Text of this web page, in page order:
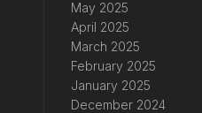
May 2025
April 2025
March 2025
February 2025
January 2025
December 2024